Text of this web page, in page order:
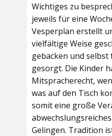
Wichtiges zu
jeweils für eine
Vesperplan erstellt
vielfältige Weise
gebacken und
gesorgt. Die Kinder
Mitspracherecht,
was auf den Tisch
somit eine große
Gelingen. Tradition